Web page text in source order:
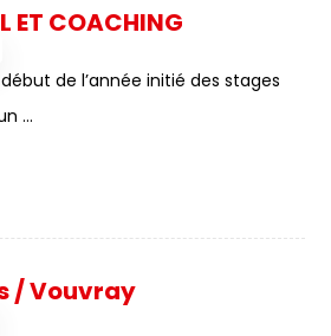
ET COACHING
de l’année initié des stages
...
/ Vouvray